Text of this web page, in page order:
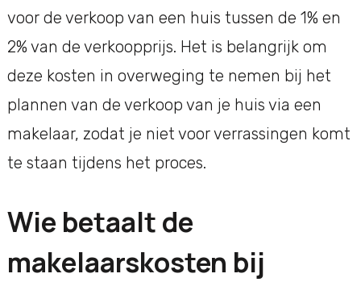
voor de verkoop van een huis tussen de 1% en
2% van de verkoopprijs. Het is belangrijk om
deze kosten in overweging te nemen bij het
plannen van de verkoop van je huis via een
makelaar, zodat je niet voor verrassingen komt
te staan tijdens het proces.
Wie betaalt de
makelaarskosten bij